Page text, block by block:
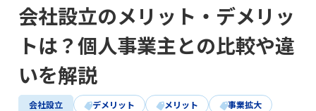
会社設立のメリット・デメリッ
トは？個人事業主との比較や違
いを解説
会社設立 デメリット メリット
事業拡大